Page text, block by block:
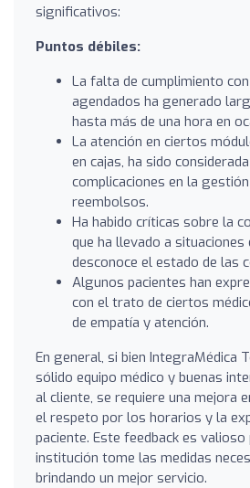
significativos:
Puntos débiles:
La falta de cumplimiento
agendados ha generado
hasta más de una hora en
La atención en ciertos
en cajas, ha sido
complicaciones en la
reembolsos.
Ha habido críticas sobre la
que ha llevado a situaciones
desconoce el estado de las
Algunos pacientes han
con el trato de ciertos
de empatía y atención.
En general, si bien IntegraMédica
sólido equipo médico y buenas
al cliente, se requiere una mejora
el respeto por los horarios y la
paciente. Este feedback es valioso
institución tome las medidas
brindando un mejor servicio.